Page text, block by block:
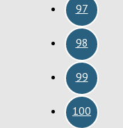
97
98
99
100